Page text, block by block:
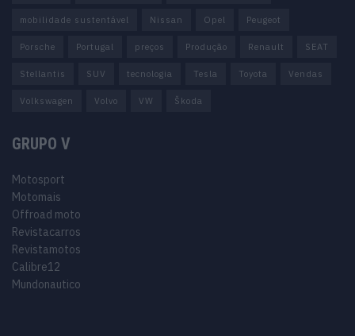
mobilidade sustentável Nissan Opel Peugeot
Porsche Portugal preços Produção Renault SEAT
Stellantis SUV tecnologia Tesla Toyota Vendas
Volkswagen Volvo VW Škoda
GRUPO V
Motosport
Motomais
Offroad moto
Revistacarros
Revistamotos
Calibre12
Mundonautico